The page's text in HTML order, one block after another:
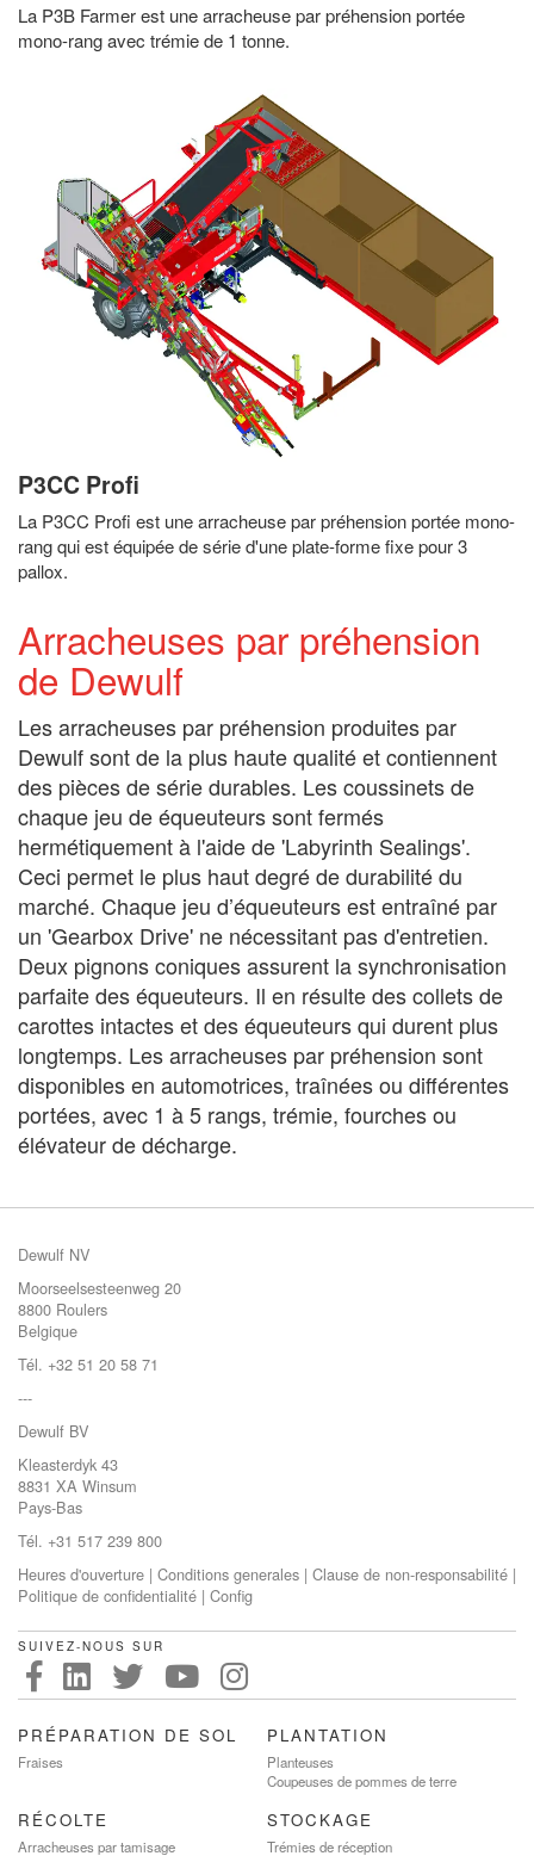
La P3B Farmer est une arracheuse par préhension portée
mono-rang avec trémie de 1 tonne.
P3CC Profi
La P3CC Profi est une arracheuse par préhension portée mono-
rang qui est équipée de série d'une plate-forme fixe pour 3
pallox.
Arracheuses par préhension
de Dewulf
Les arracheuses par préhension produites par
Dewulf sont de la plus haute qualité et contiennent
des pièces de série durables. Les coussinets de
chaque jeu de équeuteurs sont fermés
hermétiquement à l'aide de 'Labyrinth Sealings'.
Ceci permet le plus haut degré de durabilité du
marché. Chaque jeu d’équeuteurs est entraîné par
un 'Gearbox Drive' ne nécessitant pas d'entretien.
Deux pignons coniques assurent la synchronisation
parfaite des équeuteurs. Il en résulte des collets de
carottes intactes et des équeuteurs qui durent plus
longtemps. Les arracheuses par préhension sont
disponibles en automotrices, traînées ou différentes
portées, avec 1 à 5 rangs, trémie, fourches ou
élévateur de décharge.
Dewulf NV
Moorseelsesteenweg 20
8800 Roulers
Belgique
Tél. +32 51 20 58 71
---
Dewulf BV
Kleasterdyk 43
8831 XA Winsum
Pays-Bas
Tél. +31 517 239 800
Heures d'ouverture | Conditions generales | Clause de non-responsabilité |
Politique de confidentialité | Config
SUIVEZ-NOUS SUR
PRÉPARATION DE SOL
Fraises
PLANTATION
Planteuses
Coupeuses de pommes de terre
RÉCOLTE
Arracheuses par tamisage
STOCKAGE
Trémies de réception